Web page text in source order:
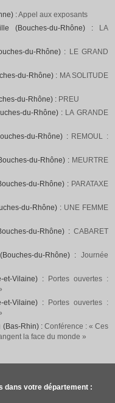
:Appel aux exposants
(Bouches-du-Rhône) :
LA
du-Rhône) : LE GRAND
du-Rhône) : MA SOLITUDE
du-Rhône) : PREU
du-Rhône) : LA GRANDE
du-Rhône) : REMOUL :
du-Rhône) : MEURTRE
du-Rhône) : PARATAXE
du-Rhône) : UNE FEMME
du-Rhône) : CABARET
du-Rhône) : Journée
et-Vilaine) :
Portes ouvertes :
et-Vilaine) :
Portes ouvertes :
(Bas-Rhin) : Conférence : « Ces
la face du monde »
dans votre département :